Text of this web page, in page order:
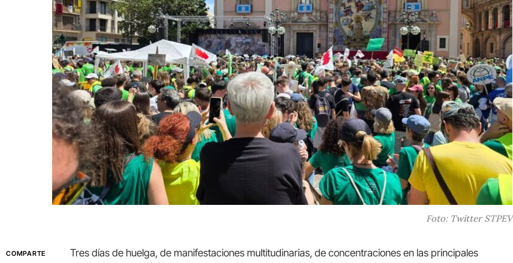
Foto: Twitter STPEV
COMPARTE
Tres días de huelga, de manifestaciones multitudinarias, de concentraciones en las principales